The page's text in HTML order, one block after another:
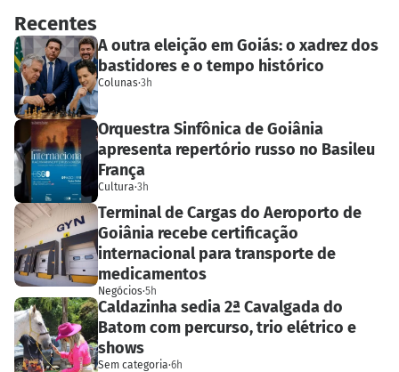
Recentes
A outra eleição em Goiás: o xadrez dos
bastidores e o tempo histórico
Colunas·3h
Orquestra Sinfônica de Goiânia
apresenta repertório russo no Basileu
França
Cultura·3h
Terminal de Cargas do Aeroporto de
Goiânia recebe certificação
internacional para transporte de
medicamentos
Negócios·5h
Caldazinha sedia 2ª Cavalgada do
Batom com percurso, trio elétrico e
shows
Sem categoria·6h